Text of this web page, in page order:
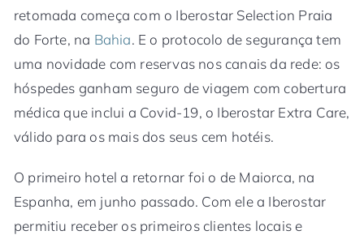
retomada começa com o Iberostar Selection Praia
do Forte, na Bahia. E o protocolo de segurança tem
uma novidade com reservas nos canais da rede: os
hóspedes ganham seguro de viagem com cobertura
médica que inclui a Covid-19, o Iberostar Extra Care,
válido para os mais dos seus cem hotéis.
O primeiro hotel a retornar foi o de Maiorca, na
Espanha, em junho passado. Com ele a Iberostar
permitiu receber os primeiros clientes locais e